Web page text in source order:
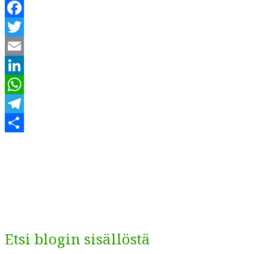
Facebook
Twitter
Email
LinkedIn
WhatsApp
Telegram
Etsi blogin sisällöstä